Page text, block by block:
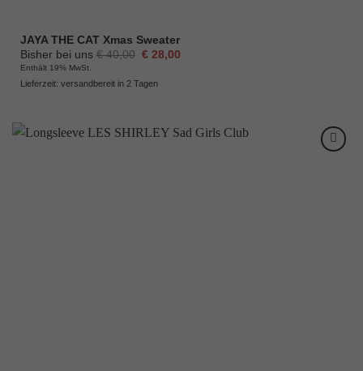
JAYA THE CAT Xmas Sweater
Bisher bei uns €40,00 Ursprünglicher
€ 40,00
€28,00Aktueller
Enthält 19% MwSt.
Lieferzeit: versandbereit in 2 Tagen